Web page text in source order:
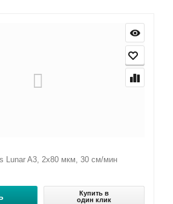
Lunar A3, 2х80 мкм, 30 см/мин
Купить в
один клик